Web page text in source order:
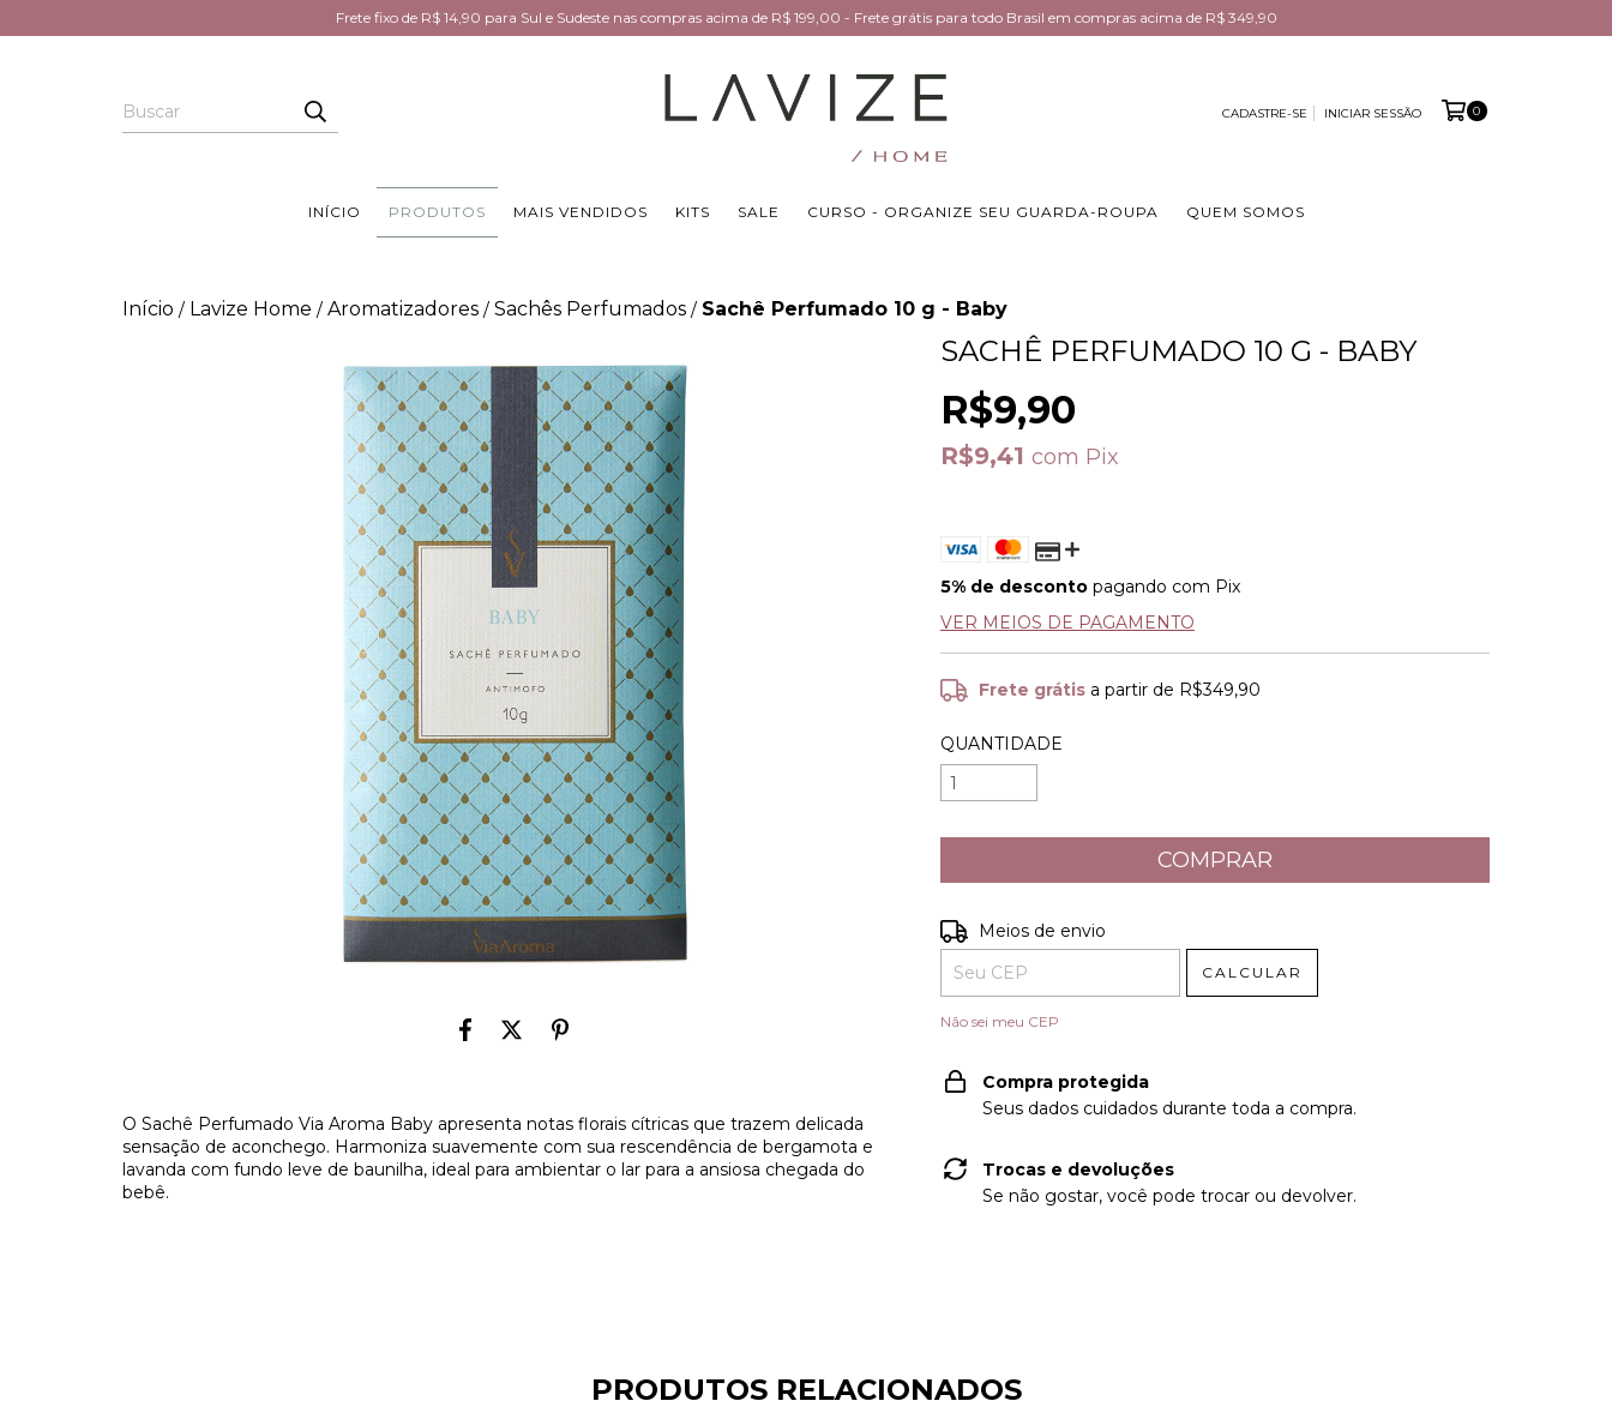
Frete fixo de R$ 14,90 para Sul e Sudeste nas compras acima de R$ 199,00 - Frete grátis para todo Brasil em compras acima de R$ 349,90
CADASTRE-SE INICIAR SESSÃO 0
INÍCIO PRODUTOS MAIS VENDIDOS KITS SALE CURSO - ORGANIZE SEU GUARDA-ROUPA QUEM SOMOS
Início / Lavize Home / Aromatizadores / Sachês Perfumados / Sachê Perfumado 10 g - Baby
O Sachê Perfumado Via Aroma Baby apresenta notas florais cítricas que trazem delicada
sensação de aconchego. Harmoniza suavemente com sua rescendência de bergamota e
lavanda com fundo leve de baunilha, ideal para ambientar o lar para a ansiosa chegada do
bebê.
SACHÊ PERFUMADO 10 G - BABY
R$9,90
R$9,41com Pix
5% de desconto pagando com Pix
VER MEIOS DE PAGAMENTO
Frete grátis a partir de R$349,90
QUANTIDADE
Entregas para o CEP:
Meios de envio
CALCULAR
Não sei meu CEP
Compra protegida
Seus dados cuidados durante toda a compra.
Trocas e devoluções
Se não gostar, você pode trocar ou devolver.
PRODUTOS RELACIONADOS